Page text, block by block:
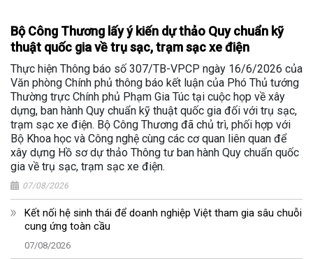
Bộ Công Thương lấy ý kiến dự thảo Quy chuẩn kỹ
thuật quốc gia về trụ sạc, trạm sạc xe điện
Thực hiện Thông báo số 307/TB-VPCP ngày 16/6/2026 của
Văn phòng Chính phủ thông báo kết luận của Phó Thủ tướng
Thường trực Chính phủ Phạm Gia Túc tại cuộc họp về xây
dựng, ban hành Quy chuẩn kỹ thuật quốc gia đối với trụ sạc,
trạm sạc xe điện. Bộ Công Thương đã chủ trì, phối hợp với
Bộ Khoa học và Công nghệ cùng các cơ quan liên quan để
xây dựng Hồ sơ dự thảo Thông tư ban hành Quy chuẩn quốc
gia về trụ sạc, trạm sạc xe điện.
07/08/2026
Kết nối hệ sinh thái để doanh nghiệp Việt tham gia sâu chuỗi
cung ứng toàn cầu
07/08/2026